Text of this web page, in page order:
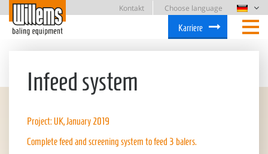
Kontakt
Choose language
Karriere
Infeed system
Project: UK, January 2019
Complete feed and screening system to feed 3 balers.